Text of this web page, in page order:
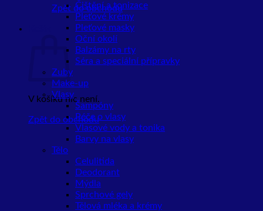
Zpět do obchodu
V košíku nic není.
Zpět do obchodu
Čištění a tonizace
Pleťové krémy
Pleťové masky
Oční okolí
Balzámy na rty
Séra a speciální přípravky
Zuby
Make-up
Vlasy
Šampóny
Péče o vlasy
Vlasové vody a tonika
Barvy na vlasy
Tělo
Celulitida
Deodorant
Mýdla
Sprchové gely
Tělová mléka a krémy